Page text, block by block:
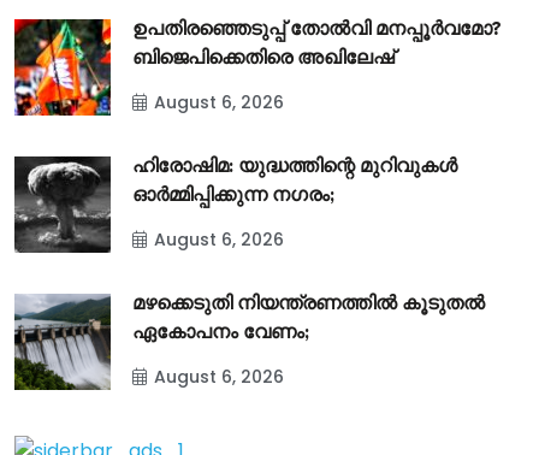
ഉപതിരഞ്ഞെടുപ്പ് തോൽവി മനപ്പൂർവമോ?
ബിജെപിക്കെതിരെ അഖിലേഷ്
August 6, 2026
ഹിരോഷിമ: യുദ്ധത്തിന്റെ മുറിവുകൾ
ഓർമ്മിപ്പിക്കുന്ന നഗരം;
August 6, 2026
മഴക്കെടുതി നിയന്ത്രണത്തിൽ കൂടുതൽ
ഏകോപനം വേണം;
August 6, 2026